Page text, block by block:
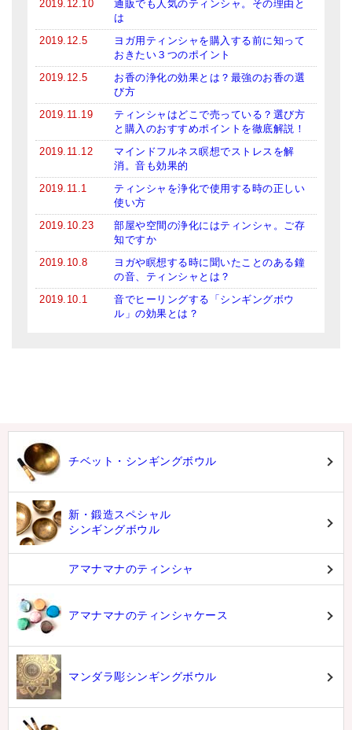
2019.12.10
通販でも人気のティンシャ。その理由と
は
2019.12.5
ヨガ用ティンシャを購入する前に知って
おきたい３つのポイント
2019.12.5
お香の浄化の効果とは？最強のお香の選
び方
2019.11.19
ティンシャはどこで売っている？選び方
と購入のおすすめポイントを徹底解説！
2019.11.12
マインドフルネス瞑想でストレスを解
消。音も効果的
2019.11.1
ティンシャを浄化で使用する時の正しい
使い方
2019.10.23
部屋や空間の浄化にはティンシャ。ご存
知ですか
2019.10.8
ヨガや瞑想する時に聞いたことのある鐘
の音、ティンシャとは？
2019.10.1
音でヒーリングする「シンギングボウ
ル」の効果とは？
チベット・シンギングボウル
新・鍛造スペシャル
シンギングボウル
アマナマナのティンシャ
アマナマナのティンシャケース
マンダラ彫シンギングボウル